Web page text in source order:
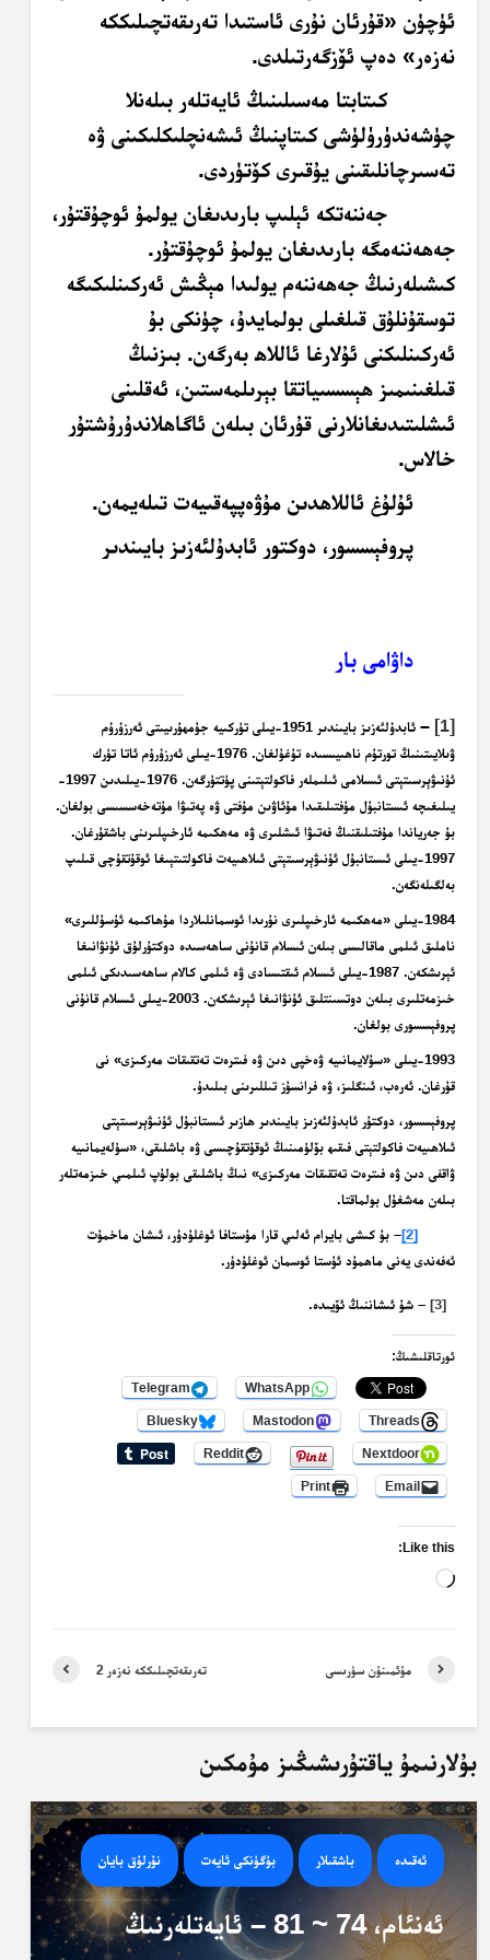
ئۈچۈن «قۇرئان نۇرى ئاستىدا تەرىقەتچىلىككە
نەزەر» دەپ ئۆزگەرتىلدى.
كىتابتا مەسىلىنىڭ ئايەتلەر بىلەنلا
چۈشەندۈرۈلۈشى كىتاپنىڭ ئىشەنچلىكلىكىنى ۋە
تەسىرچانلىقىنى يۇقىرى كۆتۈردى.
جەننەتكە ئېلىپ بارىدىغان يولمۇ ئوچۇقتۇر،
جەھەننەمگە بارىدىغان يولمۇ ئوچۇقتۇر.
كىشىلەرنىڭ جەھەننەم يولىدا مېڭىش ئەركىنلىكىگە
توسقۇنلۇق قىلغىلى بولمايدۇ، چۈنكى بۇ
ئەركىنلىكنى ئۇلارغا ئاللاھ بەرگەن. بىزنىڭ
قىلغىنىمىز ھېسسىياتقا بېرىلمەستىن، ئەقلىنى
ئىشلىتىدىغانلارنى قۇرئان بىلەن ئاگاھلاندۇرۇشتۇر
خالاس.
ئۇلۇغ ئاللاھدىن مۇۋەپپەقىيەت تىلەيمەن.
پروفېسسور، دوكتور ئابدۇلئەزىز بايىندىر
داۋامى بار
[1]
–
ئابدۇلئەزىز بايىندىر 1951-يىلى تۈركىيە جۇمھۇرىيىتى ئەرزۇرۇم
ۋىلايىتىنىڭ تورتۇم ناھىيىسىدە تۇغۇلغان. 1976-يىلى ئەرزۇرۇم ئاتا تۈرك
ئۇنىۋېرسىتېتى ئىسلامى ئىلىملەر فاكولتېتىنى پۈتتۈرگەن. 1976-يىلىدىن 1997-
يىلىغىچە ئىستانبۇل مۇفتىلىقىدا مۇئاۋىن مۇفتى ۋە پەتىۋا مۇتەخەسسىسى بولغان.
بۇ جەرياندا مۇفتىلىقنىڭ فەتىۋا ئىشلىرى ۋە مەھكىمە ئارخىپلىرىنى باشقۇرغان.
1997-يىلى ئىستانبۇل ئۇنىۋېرسىتېتى ئىلاھىيەت فاكولتىتېىغا ئوقۇتقۇچى قىلىپ
بەلگىلەنگەن.
1984-يىلى «مەھكىمە ئارخىپلىرى نۇرىدا ئوسمانلىلاردا مۇھاكىمە ئۇسۇللىرى»
ناملىق ئىلمى ماقالىسى بىلەن ئىسلام قانۇنى ساھەسىدە دوكتۇرلۇق ئۇنۋانىغا
ئېرىشكەن. 1987-يىلى ئىسلام ئىقتىسادى ۋە ئىلمى كالام ساھەسىدىكى ئىلمى
خىزمەتلىرى بىلەن دوتسىنتلىق ئۇنۋانىغا ئېرىشكەن. 2003-يىلى ئىسلام قانۇنى
پروفېسسورى بولغان.
1993-يىلى «سۇلايمانىيە ۋەخپى دىن ۋە فىترەت تەتقىقات مەركىزى» نى
قۇرغان. ئەرەب، ئىنگلىز، ۋە فرانسۇز تىللىرىنى بىلىدۇ.
پروفېسسور، دوكتۇر ئابدۇلئەزىز بايىندىر ھازىر ئىستانبۇل ئۇنىۋېرسىتېتى
ئىلاھىيەت فاكولتېتى فىقىھ بۆلۈمىنىڭ ئوقۇتقۇچىسى ۋە باشلىقى، «سۈلەيمانىيە
ۋاقفى دىن ۋە فىترەت تەتقىقات مەركىزى» نىڭ باشلىقى بولۇپ ئىلمىي خىزمەتلەر
بىلەن مەشغۇل بولماقتا.
[2]– بۇ كىشى بايرام ئەلىي قارا مۇستافا ئوغلۇدۇر، ئىشان ماخمۇت
ئەفەندى يەنى ماھمۇد ئۇستا ئوسمان ئوغلۇدۇر.
[3] – شۇ ئىشاننىڭ ئۆيىدە.
ئورتاقلىشىڭ:
WhatsApp
Telegram
Threads
Mastodon
Bluesky
Nextdoor
Reddit
Email
Print
Like this:
Loading…
تەرىقەتچىلىككە نەزەر 2 مۇئمىنۇن سۈرىسى
بۇلارنىمۇ ياقتۇرىشىڭىز مۇمكىن
ئەقىدە باشقىلار بۈگۈنكى ئايەت نۇرلۇق بايان
ئەنئام، 74 ~ 81 – ئايەتلەرنىڭ